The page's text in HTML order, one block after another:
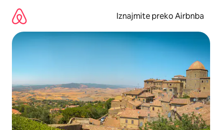
sadržaj
Iznajmite preko Airbnba